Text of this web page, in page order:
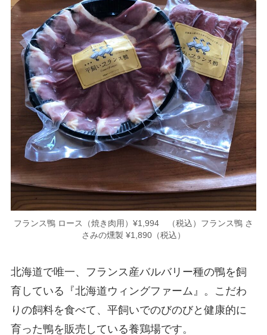
フランス鴨 ロース（焼き肉用）¥1,994 （税込）フランス鴨 さ
さみの燻製 ¥1,890（税込）
北海道で唯一、フランス産バルバリー種の鴨を飼
育している『北海道ウィングファーム』。こだわ
りの飼料を食べて、平飼いでのびのびと健康的に
育った鴨を販売している養鶏場です。